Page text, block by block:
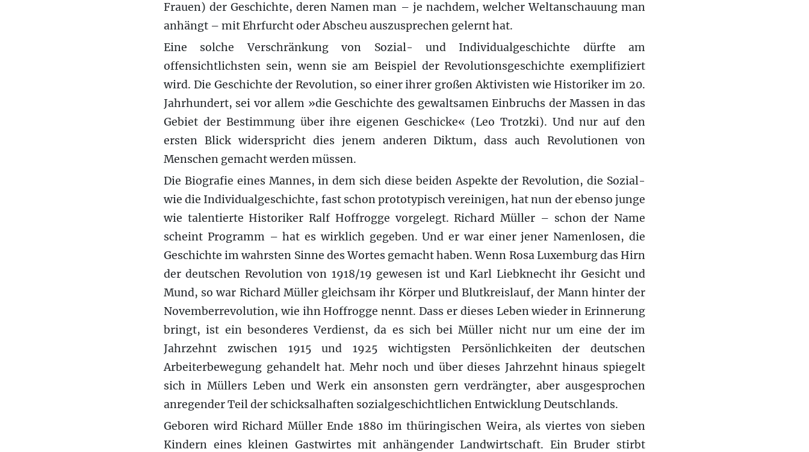
Frauen) der Geschichte, deren Namen man – je nachdem, welcher Weltanschauung man
anhängt – mit Ehrfurcht oder Abscheu auszusprechen gelernt hat.
Eine solche Verschränkung von Sozial- und Individualgeschichte dürfte am
offensichtlichsten sein, wenn sie am Beispiel der Revolutionsgeschichte exemplifiziert
wird. Die Geschichte der Revolution, so einer ihrer großen Aktivisten wie Historiker im 20.
Jahrhundert, sei vor allem »die Geschichte des gewaltsamen Einbruchs der Massen in das
Gebiet der Bestimmung über ihre eigenen Geschicke« (Leo Trotzki). Und nur auf den
ersten Blick widerspricht dies jenem anderen Diktum, dass auch Revolutionen von
Menschen gemacht werden müssen.
Die Biografie eines Mannes, in dem sich diese beiden Aspekte der Revolution, die Sozial-
wie die Individualgeschichte, fast schon prototypisch vereinigen, hat nun der ebenso junge
wie talentierte Historiker Ralf Hoffrogge vorgelegt. Richard Müller – schon der Name
scheint Programm – hat es wirklich gegeben. Und er war einer jener Namenlosen, die
Geschichte im wahrsten Sinne des Wortes gemacht haben. Wenn Rosa Luxemburg das Hirn
der deutschen Revolution von 1918/19 gewesen ist und Karl Liebknecht ihr Gesicht und
Mund, so war Richard Müller gleichsam ihr Körper und Blutkreislauf, der Mann hinter der
Novemberrevolution, wie ihn Hoffrogge nennt. Dass er dieses Leben wieder in Erinnerung
bringt, ist ein besonderes Verdienst, da es sich bei Müller nicht nur um eine der im
Jahrzehnt zwischen 1915 und 1925 wichtigsten Persönlichkeiten der deutschen
Arbeiterbewegung gehandelt hat. Mehr noch und über dieses Jahrzehnt hinaus spiegelt
sich in Müllers Leben und Werk ein ansonsten gern verdrängter, aber ausgesprochen
anregender Teil der schicksalhaften sozialgeschichtlichen Entwicklung Deutschlands.
Geboren wird Richard Müller Ende 1880 im thüringischen Weira, als viertes von sieben
Kindern eines kleinen Gastwirtes mit anhängender Landwirtschaft. Ein Bruder stirbt